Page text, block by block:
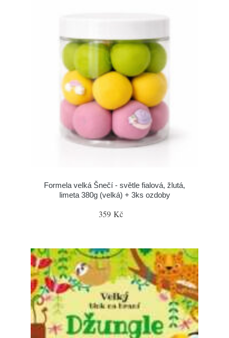
Formela velká Šnečí - světle fialová, žlutá,
limeta 380g (velká) + 3ks ozdoby
359 Kč